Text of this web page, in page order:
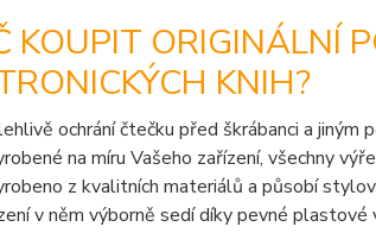
KOUPIT ORIGINÁLNÍ
KNIH?
ochrání čtečku před škrábanci a jiným
na míru Vašeho zařízení, všechny
z kvalitních materiálů a působí
v něm výborně sedí díky pevné plastové